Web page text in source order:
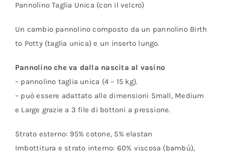
Pannolino Taglia Unica (con il velcro)
Un cambio pannolino composto da un pannolino Birth
to Potty (taglia unica) e un inserto lungo.
Pannolino che va dalla nascita al vasino
– pannolino taglia unica (4 – 15 kg).
– può essere adattato alle dimensioni Small, Medium
e Large grazie a 3 file di bottoni a pressione.
Strato esterno: 95% cotone, 5% elastan
Imbottitura e strato interno: 60% viscosa (bambù),